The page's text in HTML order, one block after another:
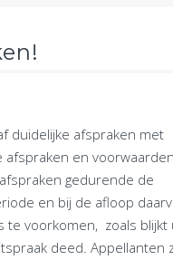
duidelijke afspraken met
afspraken en
gedurende de
en bij de afloop
te voorkomen, zoals blijkt
deed. Appellanten